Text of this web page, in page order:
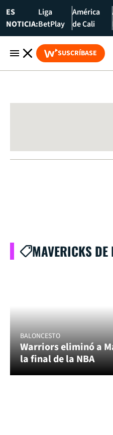
ES
NOTICIA:
Liga
BetPlay
América
de Cali
SUSCRÍBASE
MAVERICKS DE
BALONCESTO
Warriors eliminó a
la final de la NBA